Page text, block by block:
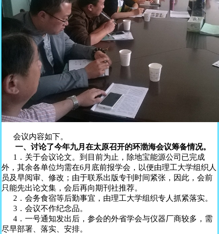
会议内容如下。
一、讨论了今年九月在太原召开的环渤海会议筹备情况。
1．关于会议论文。到目前为止，除地宝能源公司已完成
外，其余各单位均需在6月底前报学会，以便由理工大学组织人
员及早阅审、修改；由于联系出版专刊时间紧张，因此，会前
只能先出论文集，会后再向期刊社推荐。
2．会务食宿等后勤事宜，由理工大学组织专人抓紧落实。
3．会议不作纪念品。
4．一号通知发出后，参会的外省学会与仪器厂商较多，需
尽早部署、落实、安排。